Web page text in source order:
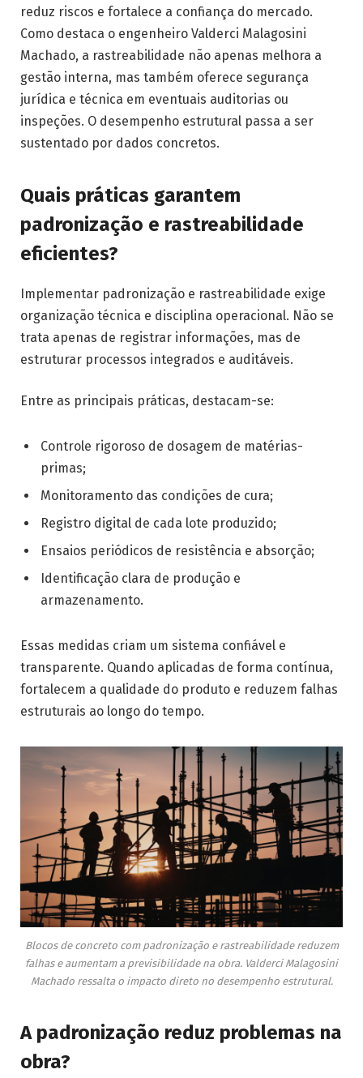
reduz riscos e fortalece a confiança do mercado.
Como destaca o engenheiro Valderci Malagosini
Machado, a rastreabilidade não apenas melhora a
gestão interna, mas também oferece segurança
jurídica e técnica em eventuais auditorias ou
inspeções. O desempenho estrutural passa a ser
sustentado por dados concretos.
Quais práticas garantem
padronização e rastreabilidade
eficientes?
Implementar padronização e rastreabilidade exige
organização técnica e disciplina operacional. Não se
trata apenas de registrar informações, mas de
estruturar processos integrados e auditáveis.
Entre as principais práticas, destacam-se:
Controle rigoroso de dosagem de matérias-
primas;
Monitoramento das condições de cura;
Registro digital de cada lote produzido;
Ensaios periódicos de resistência e absorção;
Identificação clara de produção e
armazenamento.
Essas medidas criam um sistema confiável e
transparente. Quando aplicadas de forma contínua,
fortalecem a qualidade do produto e reduzem falhas
estruturais ao longo do tempo.
Blocos de concreto com padronização e rastreabilidade reduzem
falhas e aumentam a previsibilidade na obra. Valderci Malagosini
Machado ressalta o impacto direto no desempenho estrutural.
A padronização reduz problemas na
obra?